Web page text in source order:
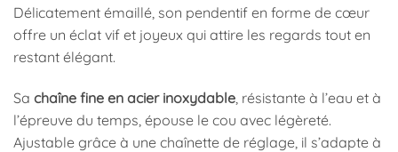
Délicatement émaillé, son pendentif en forme de cœur
offre un éclat vif et joyeux qui attire les regards tout en
restant élégant.
Sa chaîne fine en acier inoxydable , résistante à l’eau et à
l’épreuve du temps, épouse le cou avec légèreté.
Ajustable grâce à une chaînette de réglage, il s’adapte à